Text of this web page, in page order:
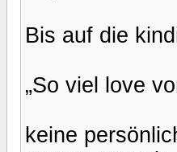
Bis auf die
„So viel love
keine